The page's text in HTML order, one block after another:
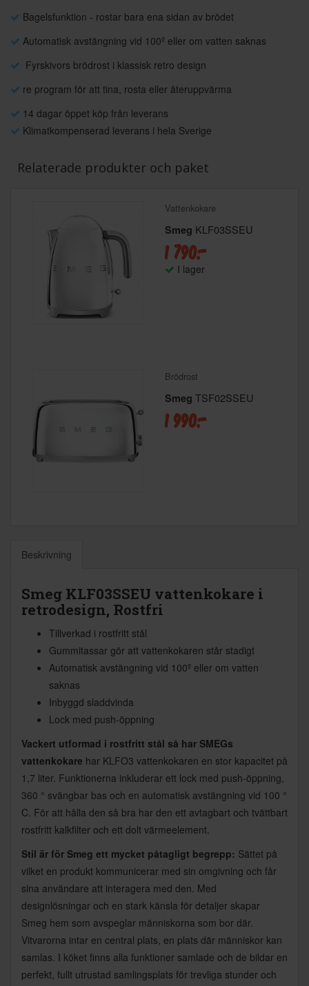
Bagelsfunktion - rostar bara ena sidan av brödet
Automatisk avstängning vid 100º eller om vatten saknas
Fyrskivors brödrost i klassisk retro design
re program för att tina, rosta eller återuppvärma
14 dagar öppet köp från leverans
Klimatkompenserad leverans i hela Sverige
Relaterade produkter och paket
Vattenkokare
Smeg KLF03SSEU
1 790:-
I lager
Brödrost
Smeg TSF02SSEU
1 990:-
Beskrivning
Smeg KLF03SSEU vattenkokare i
retrodesign, Rostfri
Tillverkad i rostfritt stål
Gummitassar gör att vattenkokaren står stadigt
Automatisk avstängning vid 100º eller om vatten
saknas
Inbyggd sladdvinda
Lock med push-öppning
Vackert utformad i rostfritt stål så har SMEGs
vattenkokare har KLFO3 vattenkokaren en stor kapacitet på
1,7 liter. Funktionerna inkluderar ett lock med push-öppning,
360 ° svängbar bas och en automatisk avstängning vid 100 °
C. För att hålla den så bra har den ett avtagbart och tvättbart
rostfritt kalkfilter och ett dolt värmeelement.
Stil är för Smeg ett mycket påtagligt begrepp: Sättet på
vilket en produkt kommunicerar med sin omgivning och får
sina användare att interagera med den. Med
designlösningar och en stark känsla för detaljer skapar
Smeg hem som avspeglar människorna som bor där.
Vitvarorna intar en central plats, en plats där människor kan
samlas. I köket finns alla funktioner samlade och de bildar en
perfekt, fullt utrustad samlingsplats för trevliga stunder och